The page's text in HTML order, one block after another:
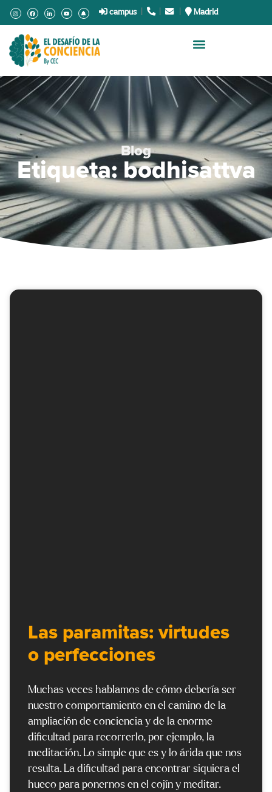
campus| . | | Madrid
Blog
Etiqueta: bodhisattva
Las paramitas: virtudes
o perfecciones
Muchas veces hablamos de cómo debería ser
nuestro comportamiento en el camino de la
ampliación de conciencia y de la enorme
dificultad para recorrerlo, por ejemplo, la
meditación. Lo simple que es y lo árida que nos
resulta. La dificultad para encontrar siquiera el
hueco para ponernos en el cojín y meditar.